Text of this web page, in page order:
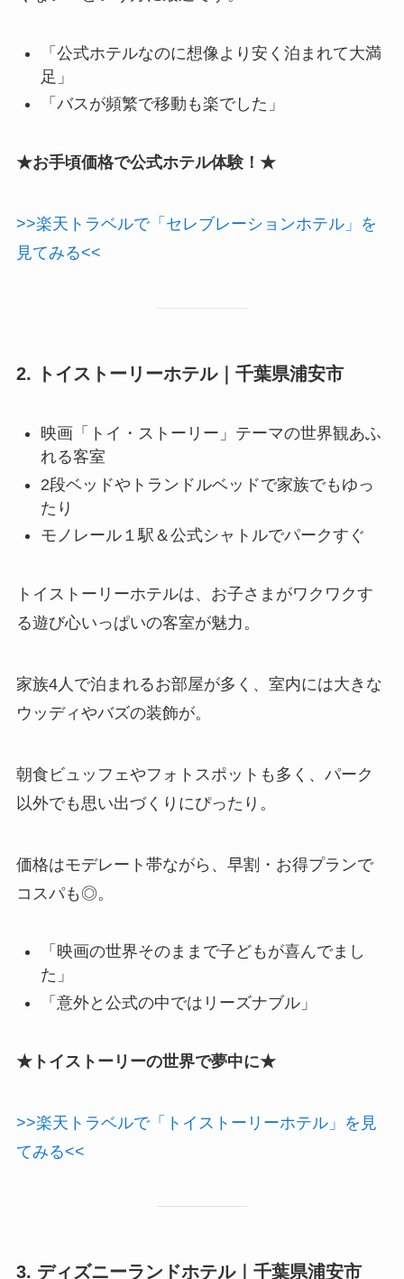
「公式ホテルなのに想像より安く泊まれて大満
足」
「バスが頻繁で移動も楽でした」
★お手頃価格で公式ホテル体験！★
>>楽天トラベルで「セレブレーションホテル」を
見てみる<<
2. トイストーリーホテル｜千葉県浦安市
映画「トイ・ストーリー」テーマの世界観あふ
れる客室
2段ベッドやトランドルベッドで家族でもゆっ
たり
モノレール１駅＆公式シャトルでパークすぐ
トイストーリーホテルは、お子さまがワクワクす
る遊び心いっぱいの客室が魅力。
家族4人で泊まれるお部屋が多く、室内には大きな
ウッディやバズの装飾が。
朝食ビュッフェやフォトスポットも多く、パーク
以外でも思い出づくりにぴったり。
価格はモデレート帯ながら、早割・お得プランで
コスパも◎。
「映画の世界そのままで子どもが喜んでまし
た」
「意外と公式の中ではリーズナブル」
★トイストーリーの世界で夢中に★
>>楽天トラベルで「トイストーリーホテル」を見
てみる<<
3. ディズニーランドホテル｜千葉県浦安市